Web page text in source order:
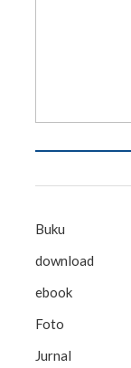
Buku
download
ebook
Foto
Jurnal